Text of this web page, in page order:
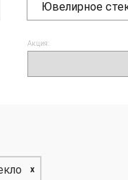
Ювелирное
Акция:
x